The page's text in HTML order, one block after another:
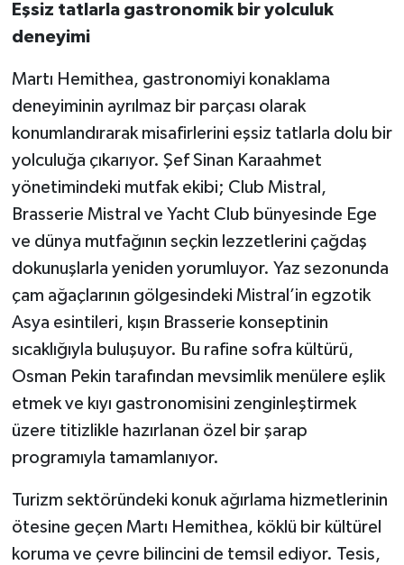
Eşsiz tatlarla gastronomik bir yolculuk
deneyimi
Martı Hemithea, gastronomiyi konaklama
deneyiminin ayrılmaz bir parçası olarak
konumlandırarak misafirlerini eşsiz tatlarla dolu bir
yolculuğa çıkarıyor. Şef Sinan Karaahmet
yönetimindeki mutfak ekibi; Club Mistral,
Brasserie Mistral ve Yacht Club bünyesinde Ege
ve dünya mutfağının seçkin lezzetlerini çağdaş
dokunuşlarla yeniden yorumluyor. Yaz sezonunda
çam ağaçlarının gölgesindeki Mistral’in egzotik
Asya esintileri, kışın Brasserie konseptinin
sıcaklığıyla buluşuyor. Bu rafine sofra kültürü,
Osman Pekin tarafından mevsimlik menülere eşlik
etmek ve kıyı gastronomisini zenginleştirmek
üzere titizlikle hazırlanan özel bir şarap
programıyla tamamlanıyor.
Turizm sektöründeki konuk ağırlama hizmetlerinin
ötesine geçen Martı Hemithea, köklü bir kültürel
koruma ve çevre bilincini de temsil ediyor. Tesis,